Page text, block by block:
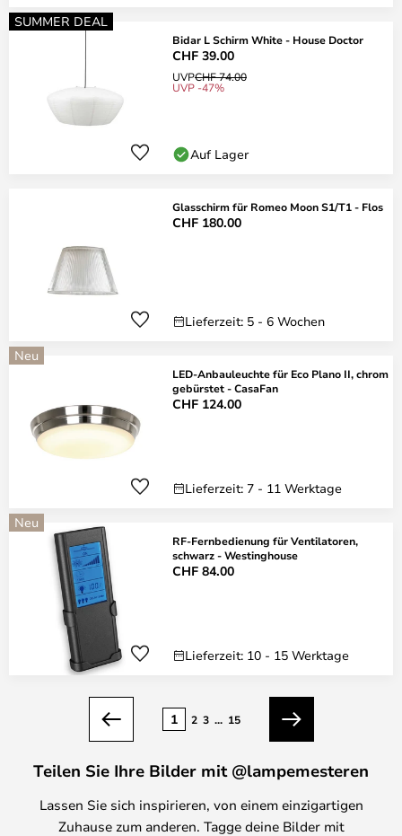
SUMMER DEAL
Bidar L Schirm White - House Doctor
CHF 39.00
UVPCHF 74.00
UVP -47%
Auf Lager
Glasschirm für Romeo Moon S1/T1 - Flos
CHF 180.00
Lieferzeit: 5 - 6 Wochen
Neu
LED-Anbauleuchte für Eco Plano II, chrom
gebürstet - CasaFan
CHF 124.00
Lieferzeit: 7 - 11 Werktage
Neu
RF-Fernbedienung für Ventilatoren,
schwarz - Westinghouse
CHF 84.00
Lieferzeit: 10 - 15 Werktage
Zurück
1 2 3 ... 15
Weiter
Teilen Sie Ihre Bilder mit @lampemesteren
Lassen Sie sich inspirieren, von einem einzigartigen
Zuhause zum anderen. Tagge deine Bilder mit